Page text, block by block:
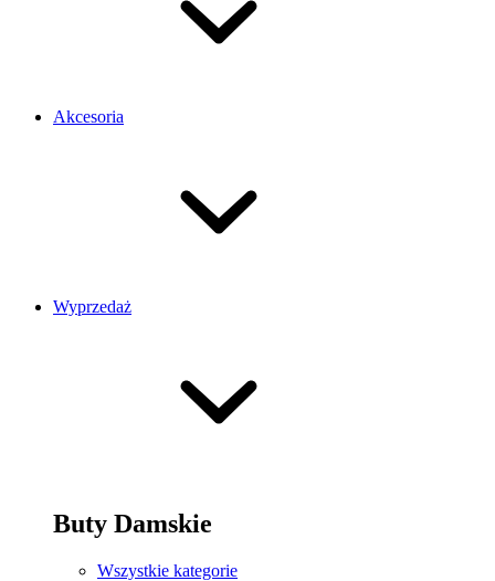
Akcesoria
Wyprzedaż
Buty Damskie
Wszystkie kategorie